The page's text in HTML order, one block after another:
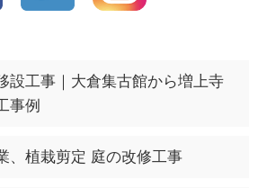
設工事｜大倉集古館から増上寺
事例
、植栽剪定 庭の改修工事